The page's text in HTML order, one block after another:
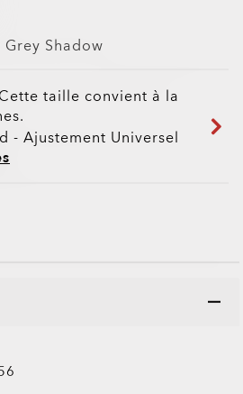
Grey Shadow
Cette taille convient à la
- Ajustement Universel